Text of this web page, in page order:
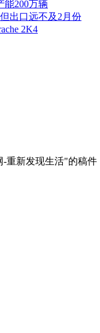
能200万辆
出口远不及2月份
2K4
重新发现生活"的稿